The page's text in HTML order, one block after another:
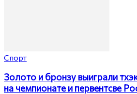
Спорт
Золото и бронзу выиграли
на чемпионате и первентсве